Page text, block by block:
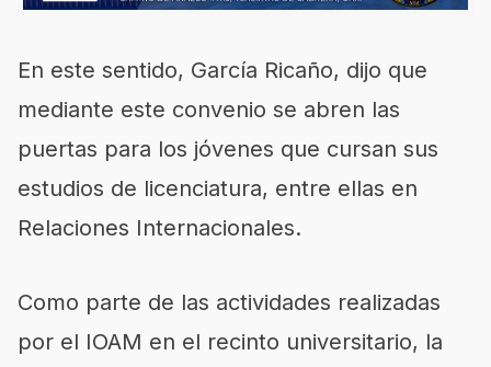
En este sentido, García Ricaño, dijo que
mediante este convenio se abren las
puertas para los jóvenes que cursan sus
estudios de licenciatura, entre ellas en
Relaciones Internacionales.
Como parte de las actividades realizadas
por el IOAM en el recinto universitario, la